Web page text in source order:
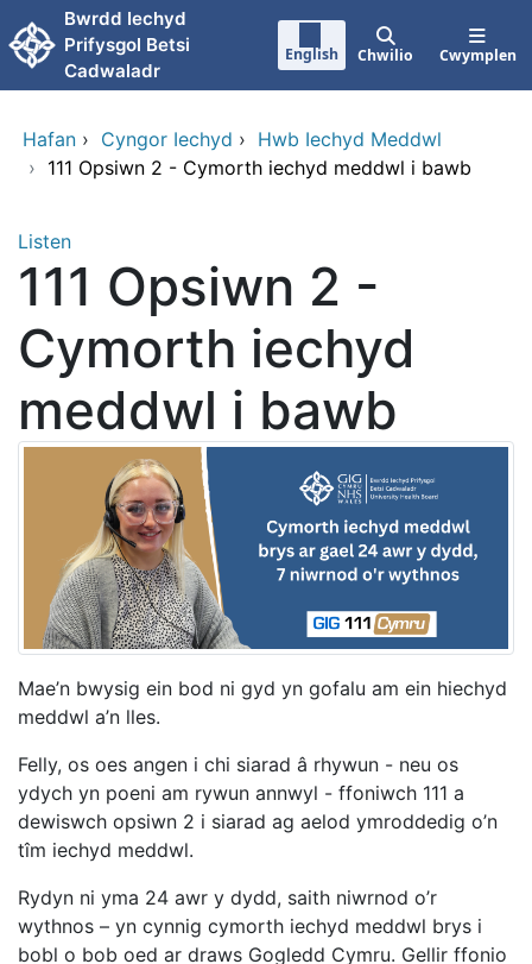
Neidio i'r prif gynnwy
Bwrdd Iechyd
Prifysgol Betsi
Cadwaladr
English Chwilio Cwymplen
Hafan › Cyngor Iechyd › Hwb Iechyd Meddwl
› 111 Opsiwn 2 - Cymorth iechyd meddwl i bawb
Listen
111 Opsiwn 2 -
Cymorth iechyd
meddwl i bawb
Mae’n bwysig ein bod ni gyd yn gofalu am ein hiechyd
meddwl a’n lles.
Felly, os oes angen i chi siarad â rhywun - neu os
ydych yn poeni am rywun annwyl - ffoniwch 111 a
dewiswch opsiwn 2 i siarad ag aelod ymroddedig o’n
tîm iechyd meddwl.
Rydyn ni yma 24 awr y dydd, saith niwrnod o’r
wythnos – yn cynnig cymorth iechyd meddwl brys i
bobl o bob oed ar draws Gogledd Cymru. Gellir ffonio